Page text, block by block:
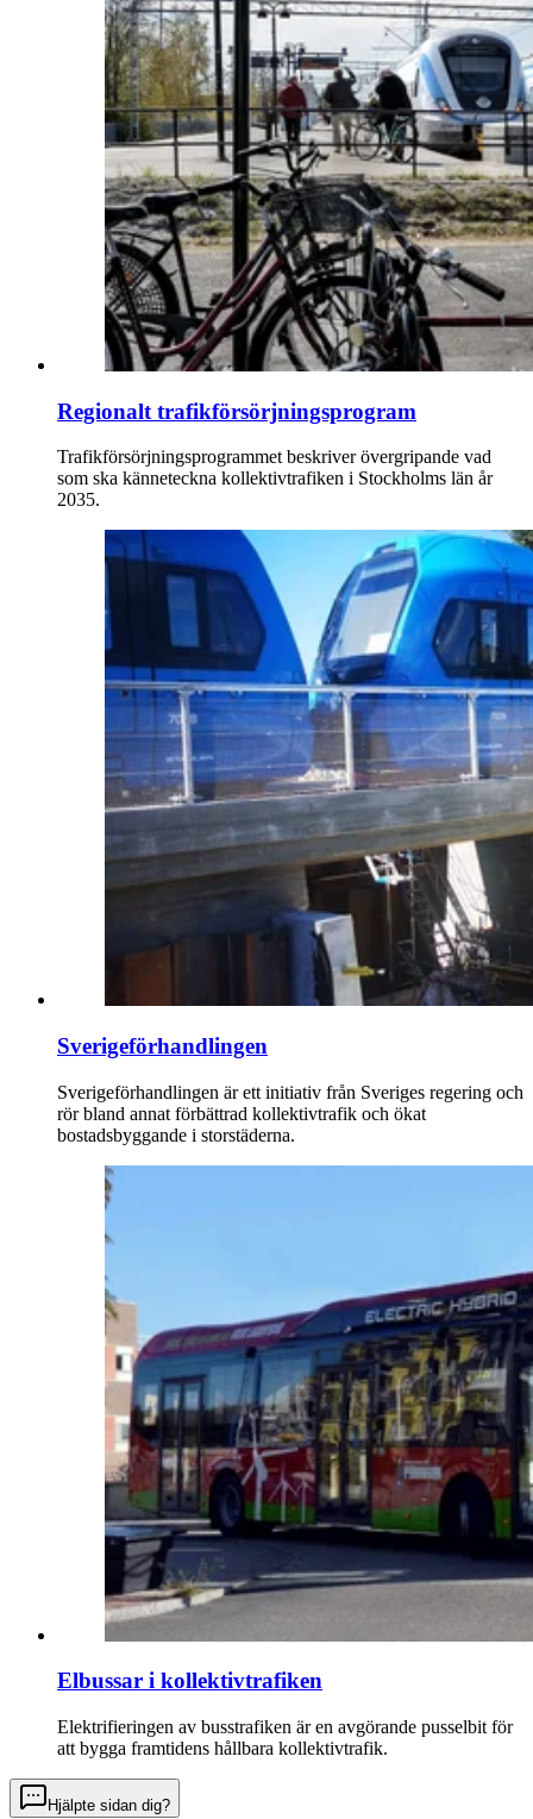
Regionalt trafikförsörjningsprogram
Trafikförsörjningsprogrammet beskriver övergripande vad
som ska känneteckna kollektivtrafiken i Stockholms län år
2035.
Sverigeförhandlingen
Sverigeförhandlingen är ett initiativ från Sveriges regering och
rör bland annat förbättrad kollektivtrafik och ökat
bostadsbyggande i storstäderna.
Elbussar i kollektivtrafiken
Elektrifieringen av busstrafiken är en avgörande pusselbit för
att bygga framtidens hållbara kollektivtrafik.
Hjälpte sidan dig?